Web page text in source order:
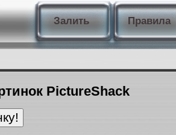
Залить Правила
PictureShack